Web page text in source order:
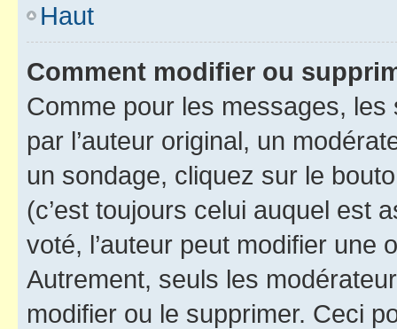
Haut
Comment modifier ou
Comme pour les messages,
par l’auteur original, un
un sondage, cliquez sur le
(c’est toujours celui auquel est
voté, l’auteur peut modifier une
Autrement, seuls les
modifier ou le supprimer. Ceci